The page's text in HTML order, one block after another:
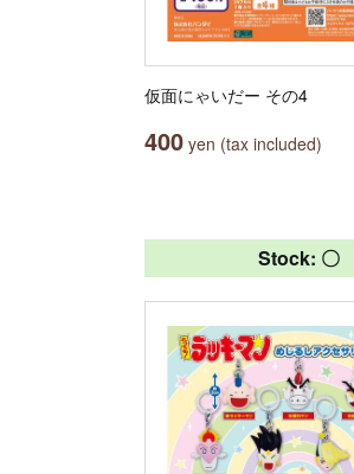
仮面にゃいだー その4
400 yen (tax included)
Stock: 〇